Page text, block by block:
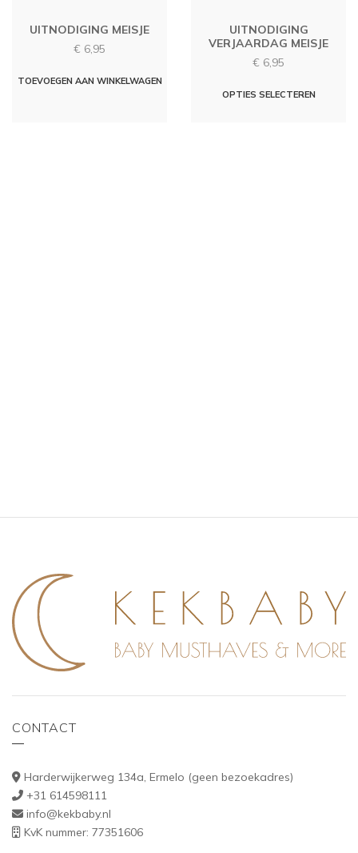
UITNODIGING MEISJE
€ 6,95
TOEVOEGEN AAN WINKELWAGEN
UITNODIGING
VERJAARDAG MEISJE
€ 6,95
OPTIES SELECTEREN
CONTACT
Harderwijkerweg 134a, Ermelo (geen bezoekadres)
+31 614598111
info@kekbaby.nl
KvK nummer: 77351606